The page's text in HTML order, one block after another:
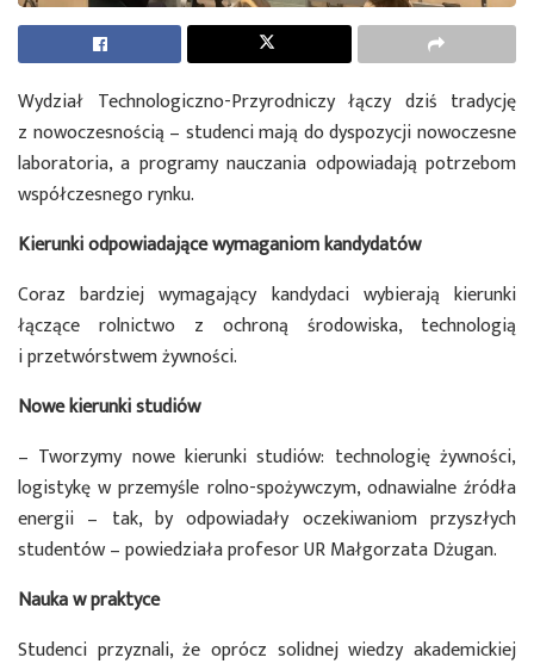
Wydział Technologiczno-Przyrodniczy łączy dziś tradycję
z nowoczesnością – studenci mają do dyspozycji nowoczesne
laboratoria, a programy nauczania odpowiadają potrzebom
współczesnego rynku.
Kierunki odpowiadające wymaganiom kandydatów
Coraz bardziej wymagający kandydaci wybierają kierunki
łączące rolnictwo z ochroną środowiska, technologią
i przetwórstwem żywności.
Nowe kierunki studiów
– Tworzymy nowe kierunki studiów: technologię żywności,
logistykę w przemyśle rolno-spożywczym, odnawialne źródła
energii – tak, by odpowiadały oczekiwaniom przyszłych
studentów – powiedziała profesor UR Małgorzata Dżugan.
Nauka w praktyce
Studenci przyznali, że oprócz solidnej wiedzy akademickiej